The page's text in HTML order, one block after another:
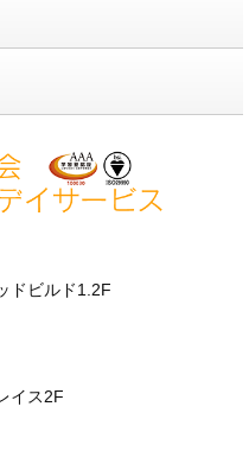
ドビルド1.2F
イス2F